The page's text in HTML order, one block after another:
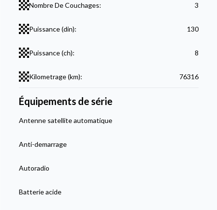
Nombre De Couchages: 3
Puissance (din): 130
Puissance (ch): 8
Kilometrage (km): 76316
Équipements de série
Antenne satellite automatique
Anti-demarrage
Autoradio
Batterie acide